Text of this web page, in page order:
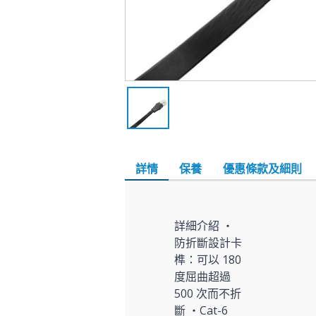
詳情 保養 優惠條款及細則
詳細介紹 ‧
防折斷設計卡
榫：可以 180
度屈曲超過
500 次而不折
斷 ‧Cat-6